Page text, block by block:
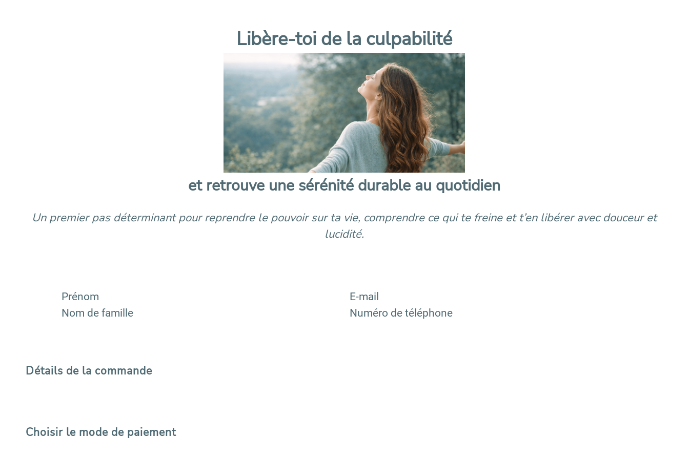
Libère-toi de la culpabilité
et retrouve une sérénité durable au quotidien
Un premier pas déterminant pour reprendre le pouvoir sur ta vie, comprendre ce qui te freine et t’en libérer avec douceur et
lucidité.
Prénom
Nom de famille
E-mail
Numéro de téléphone
Détails de la commande
Choisir le mode de paiement